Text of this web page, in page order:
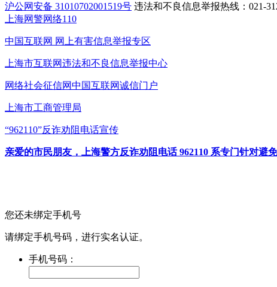
沪公网安备 31010702001519号 违法和不良信息举报热线：021-
上海网警网络110
中国互联网 网上有害信息举报专区
上海市互联网违法和不良信息举报中心
网络社会征信网中国互联网诚信门户
上海市工商管理局
“962110”反诈劝阻电话宣传
亲爱的市民朋友，上海警方反诈劝阻电话 962110 系专门针对避
您还未绑定手机号
请绑定手机号码，进行实名认证。
手机号码：